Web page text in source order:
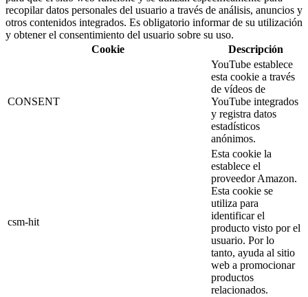
recopilar datos personales del usuario a través de análisis, anuncios y
otros contenidos integrados. Es obligatorio informar de su utilización
y obtener el consentimiento del usuario sobre su uso.
Cookie
Descripción
CONSENT
YouTube establece
esta cookie a través
de vídeos de
YouTube integrados
y registra datos
estadísticos
anónimos.
csm-hit
Esta cookie la
establece el
proveedor Amazon.
Esta cookie se
utiliza para
identificar el
producto visto por el
usuario. Por lo
tanto, ayuda al sitio
web a promocionar
productos
relacionados.